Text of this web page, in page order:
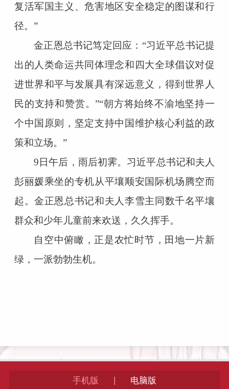
复活军国主义、危害地区安全稳定的图谋和行
径。”
金正恩总书记笃定回应：“习近平总书记提
出的人类命运共同体理念和四大全球倡议对促
进世界和平与发展具有深远意义，得到世界人
民的支持和赞赏。”“朝方将始终不渝地坚持一
个中国原则，坚定支持中国维护核心利益的政
策和立场。”
9日午后，雨后初霁。习近平总书记和夫人
彭丽媛乘坐的专机从平壤顺安国际机场腾空而
起。金正恩总书记和夫人李雪主同数千名平壤
群众和少年儿童前来欢送，久久挥手。
自空中俯瞰，正是农忙时节，田地一片新
绿，一派勃勃生机。
手机版 电脑版